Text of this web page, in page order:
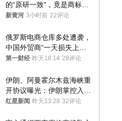
的“原研一致”，竟是商标！
律师：极易误导消费者；网
新黄河 3小时前 22评论
俄罗斯电商仓库多处遭袭，
中国外贸商“一天损失上
万”紧急清仓
第一财经 昨天18:14 28评论
伊朗、阿曼霍尔木兹海峡重
开协议曝光：伊朗掌控入湾
航道，与阿曼平分“服务费”
红星新闻 昨天13:28 32评论